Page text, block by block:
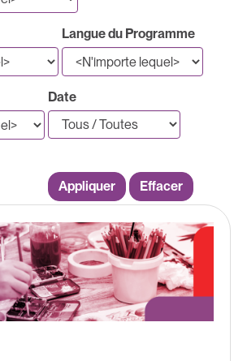
Langue du Programme
Date
Appliquer Effacer